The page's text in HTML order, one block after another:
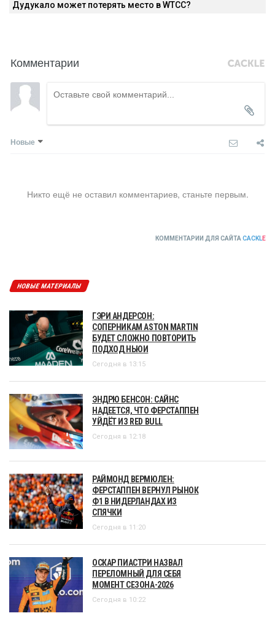
Дудукало может потерять место в WTCC?
Комментарии
Новые
Никто ещё не оставил комментариев, станьте первым.
КОММЕНТАРИИ ДЛЯ САЙТА CACKLE
НОВЫЕ МАТЕРИАЛЫ
ГЭРИ АНДЕРСОН:
СОПЕРНИКАМ ASTON MARTIN
БУДЕТ СЛОЖНО ПОВТОРИТЬ
ПОДХОД НЬЮИ
Сегодня в 13:15
ЭНДРЮ БЕНСОН: САЙНС
НАДЕЕТСЯ, ЧТО ФЕРСТАППЕН
УЙДЁТ ИЗ RED BULL
Сегодня в 12:18
РАЙМОНД ВЕРМЮЛЕН:
ФЕРСТАППЕН ВЕРНУЛ РЫНОК
Ф1 В НИДЕРЛАНДАХ ИЗ
СПЯЧКИ
Сегодня в 11:20
ОСКАР ПИАСТРИ НАЗВАЛ
ПЕРЕЛОМНЫЙ ДЛЯ СЕБЯ
МОМЕНТ СЕЗОНА-2026
Сегодня в 10:22